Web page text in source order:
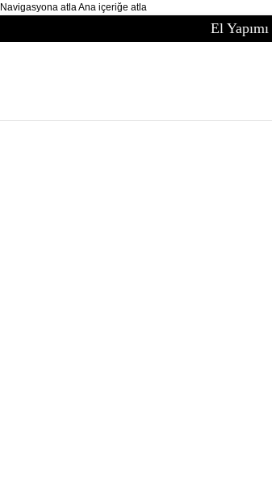
Navigasyona atlaAna içeriğe atla
El Yapımı Bodrum